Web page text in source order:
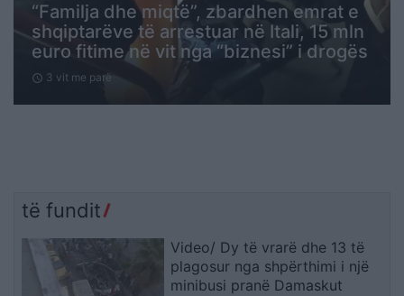
“Familja dhe miqtë”, zbardhen emrat e
shqiptarëve të arrestuar në Itali, 15 mln
euro fitime në vit nga “biznesi” i drogës
schedule 3 vit me parë
të fundit
Video/ Dy të vrarë dhe 13 të
plagosur nga shpërthimi i një
minibusi pranë Damaskut